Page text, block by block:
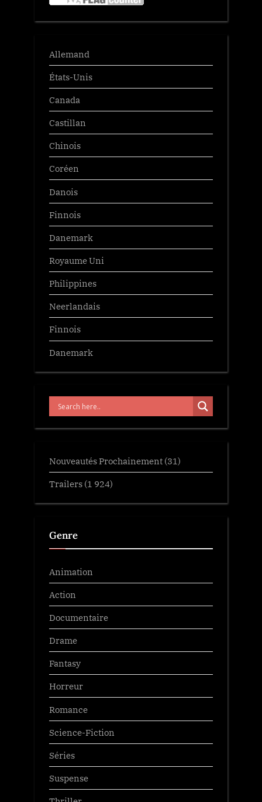
Allemand
États-Unis
Canada
Castillan
Chinois
Coréen
Danois
Finnois
Danemark
Royaume Uni
Philippines
Neerlandais
Finnois
Danemark
Nouveautés Prochainement (31)
Trailers (1 924)
Genre
Animation
Action
Documentaire
Drame
Fantasy
Horreur
Romance
Science-Fiction
Séries
Suspense